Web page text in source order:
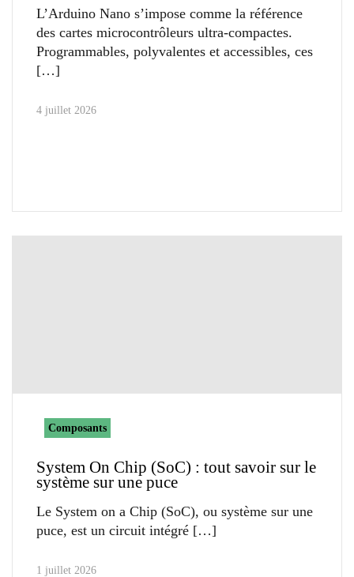
L’Arduino Nano s’impose comme la référence
des cartes microcontrôleurs ultra-compactes.
Programmables, polyvalentes et accessibles, ces
4 juillet 2026
Composants
System On Chip (SoC) : tout savoir sur le
système sur une puce
Le System on a Chip (SoC), ou système sur une
puce, est un circuit intégré
1 juillet 2026